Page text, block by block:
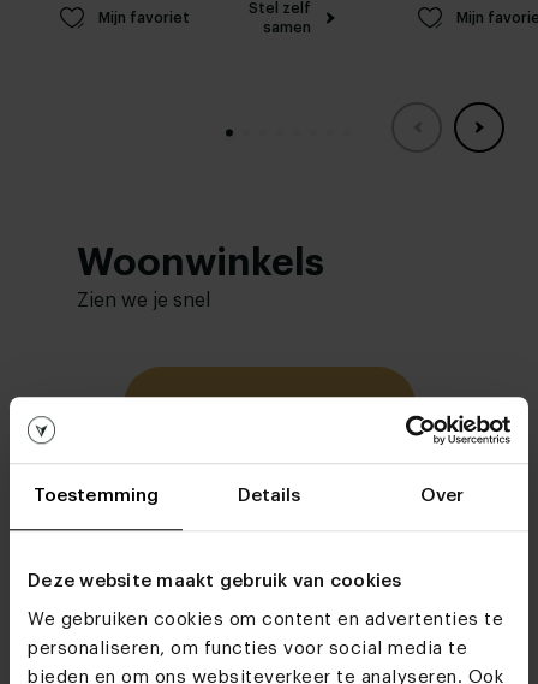
Toestemming Details Over
Deze website maakt gebruik van cookies
We gebruiken cookies om content en advertenties te
personaliseren, om functies voor social media te
bieden en om ons websiteverkeer te analyseren. Ook
Mijn favoriet
Stel zelf
samen
Mijn
Woonwinkels
Zien we je snel